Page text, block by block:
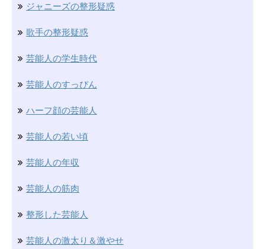
ジャニーズの整形疑惑
歌手の整形疑惑
芸能人の学生時代
芸能人のすっぴん
ハーフ顔の芸能人
芸能人の若い頃
芸能人の年収
芸能人の筋肉
整形した芸能人
芸能人の激太り＆激やせ